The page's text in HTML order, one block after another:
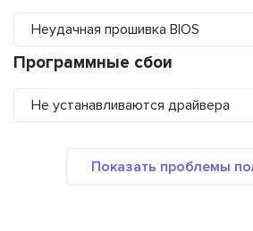
Неудачная прошивка BIOS
Программные сбои
Не устанавливаются драйвера